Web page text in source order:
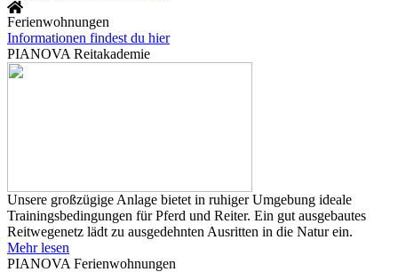
Ferienwohnungen
Informationen findest du hier
PIANOVA Reitakademie
Unsere großzügige Anlage bietet in ruhiger Umgebung ideale
Trainingsbedingungen für Pferd und Reiter. Ein gut ausgebautes
Reitwegenetz lädt zu ausgedehnten Ausritten in die Natur ein.
Mehr lesen
PIANOVA Ferienwohnungen